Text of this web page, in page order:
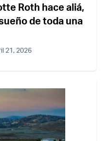
Roth hace aliá,
de toda una
21, 2026